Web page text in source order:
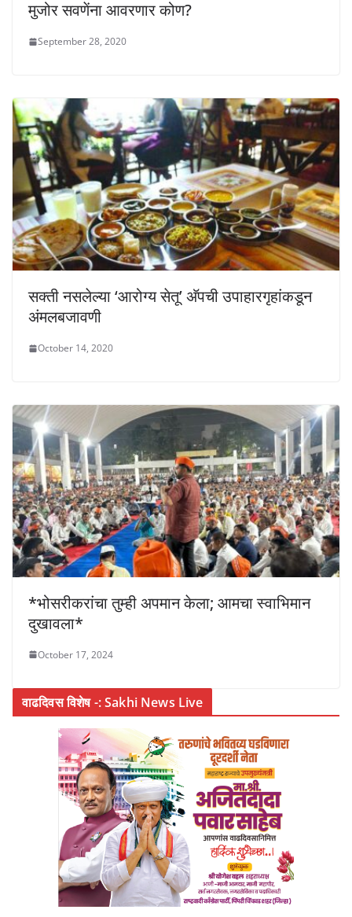
मुजोर सवणेंना आवरणार कोण?
September 28, 2020
सक्ती नसलेल्या ‘आरोग्य सेतू’ अ‍ॅपची उपाहारगृहांकडून
अंमलबजावणी
October 14, 2020
*भोसरीकरांचा तुम्ही अपमान केला; आमचा स्वाभिमान
दुखावला*
October 17, 2024
वाढदिवस विशेष -: Sakhi News Live